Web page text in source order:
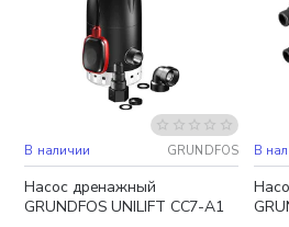
Бесплатная доставка
В наличии GRUNDFOS
Насос дренажный
GRUNDFOS UNILIFT CC7-A1
В